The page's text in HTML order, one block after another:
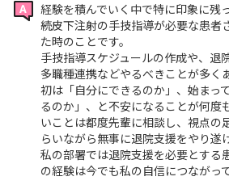
経験を積んでいく中で特に印象に残
続皮下注射の手技指導が必要な患者
た時のことです。
手技指導スケジュールの作成や、退
多職種連携などやるべきことが多く
初は「自分にできるのか」、始まっ
るのか」、と不安になることが何度
いことは都度先輩に相談し、視点の
らいながら無事に退院支援をやり遂
私の部署では退院支援を必要とする
の経験は今でも私の自信につながっ